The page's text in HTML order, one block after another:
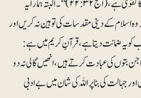
کی تو بے شک یہی شعار دلوں کا تقویٰ ہے ،(الحج۲۲:۳۲)‘‘۔ البتہ ہمارا یہ
اسلام کے دینی مقدسات کی توہین نہ کریں اور
یہ ضمانت دیتا ہے، قرآنِ کریم میں ہے:
بتوں کی عبادت کرتے ہیں ،انھیں گالی نہ دو
جہالت کی بنا پر اللہ کی شان میں بے ادبی